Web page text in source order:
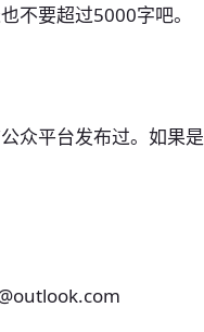
不要超过5000字吧。
众平台发布过。如果